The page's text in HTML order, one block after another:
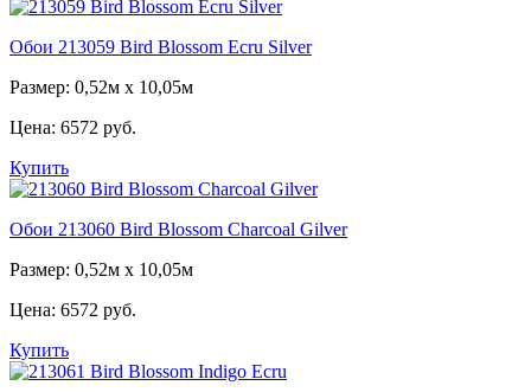
Обои 213059 Bird Blossom Ecru Silver
Размер: 0,52м х 10,05м
Цена: 6572 руб.
Купить
Обои 213060 Bird Blossom Charcoal Gilver
Размер: 0,52м х 10,05м
Цена: 6572 руб.
Купить